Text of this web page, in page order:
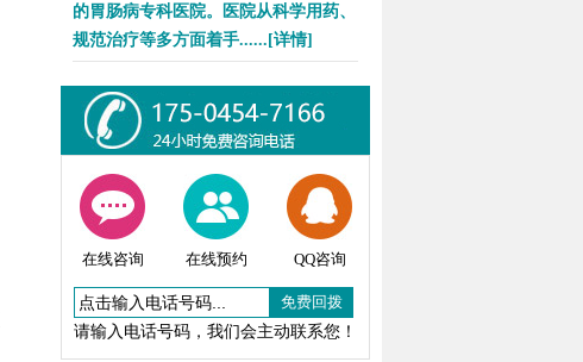
的胃肠病专科医院。医院从科学用药、
规范治疗等多方面着手...... [详情]
在线咨询 在线预约 QQ咨询
请输入电话号码，我们会主动联系您！